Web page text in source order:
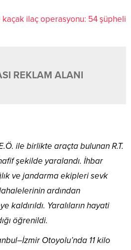
ilaç operasyonu: 54 şüpheli
REKLAM ALANI
ile birlikte araçta bulunan R.T.
şekilde yaralandı. İhbar
ve jandarma ekipleri sevk
ardından
kaldırıldı. Yaralıların hayati
öğrenildi.